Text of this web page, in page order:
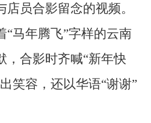
员合影留念的视频。
“马年腾飞”字样的云南
，合影时齐喊“新年快
笑容，还以华语“谢谢”